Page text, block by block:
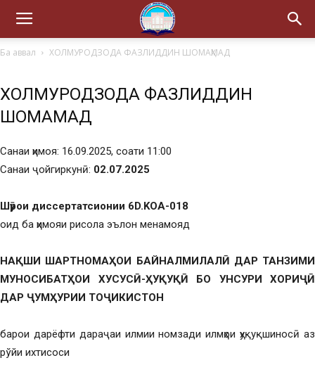
Ба аввал ХОЛМУРОДЗОДА ФАЗЛИДДИН ШОМАҲМАД
ХОЛМУРОДЗОДА ФАЗЛИДДИН
ШОМАҲМАД
Санаи ҳимоя: 16.09.2025, соати 11:00
Санаи ҷойгиркунӣ: 02.07.2025
Шӯрои диссертатсионии 6D.KOA-018
оид ба ҳимояи рисола эълон менамояд
НАҚШИ ШАРТНОМАҲОИ БАЙНАЛМИЛАЛӢ ДАР ТАНЗИМИ
МУНОСИБАТҲОИ ХУСУСӢ-ҲУҚУҚӢ БО УНСУРИ ХОРИҶӢ
ДАР ҶУМҲУРИИ ТОҶИКИСТОН
барои дарёфти дараҷаи илмии номзади илмҳои ҳуқуқшиносӣ аз
рўйи ихтисоси